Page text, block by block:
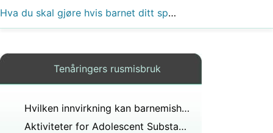
Hva du skal gjøre hvis barnet ditt spiser en spiselig marihuana
Tenåringers rusmisbruk
Hvilken innvirkning kan barnemishandling ha på en person med borderline personlighetsforstyrrelse?
Aktiviteter for Adolescent Substance Abuse Grupper